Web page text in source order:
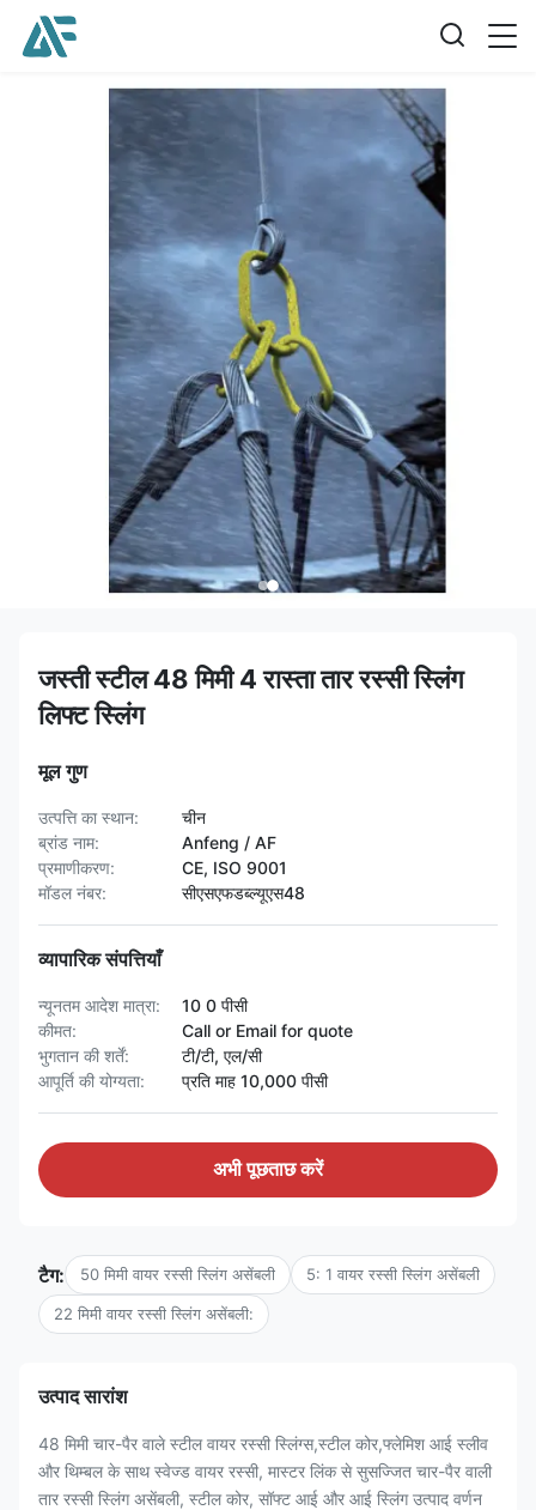
जस्ती स्टील 48 मिमी 4 रास्ता तार रस्सी स्लिंग
लिफ्ट स्लिंग
मूल गुण
उत्पत्ति का स्थान:
चीन
ब्रांड नाम:
Anfeng / AF
प्रमाणीकरण:
CE, ISO 9001
मॉडल नंबर:
सीएसएफडब्ल्यूएस48
व्यापारिक संपत्तियाँ
न्यूनतम आदेश मात्रा:
10 0 पीसी
कीमत:
Call or Email for quote
भुगतान की शर्तें:
टी/टी, एल/सी
आपूर्ति की योग्यता:
प्रति माह 10,000 पीसी
अभी पूछताछ करें
टैग: 50 मिमी वायर रस्सी स्लिंग असेंबली 5: 1 वायर रस्सी स्लिंग असेंबली
22 मिमी वायर रस्सी स्लिंग असेंबली:
उत्पाद सारांश
48 मिमी चार-पैर वाले स्टील वायर रस्सी स्लिंग्स,स्टील कोर,फ्लेमिश आई स्लीव
और थिम्बल के साथ स्वेज्ड वायर रस्सी, मास्टर लिंक से सुसज्जित चार-पैर वाली
तार रस्सी स्लिंग असेंबली, स्टील कोर, सॉफ्ट आई और आई स्लिंग उत्पाद वर्णन